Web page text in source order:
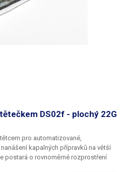
DS02f - plochý 22G
pro automatizované,
kapalných přípravků na větší
postará o rovnoměrné rozprostření